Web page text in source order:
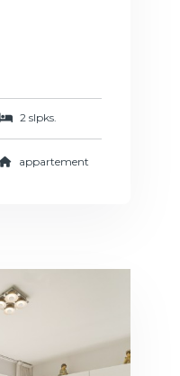
2 slpks.
appartement